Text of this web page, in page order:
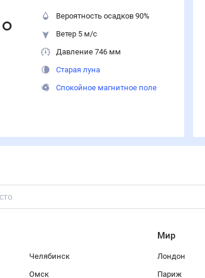
°
Вероятность осадков 90%
Ветер 5 м/с
Давление 746 мм
Старая луна
Спокойное магнитное поле
Челябинск
Омск
Мир
Лондон
Париж